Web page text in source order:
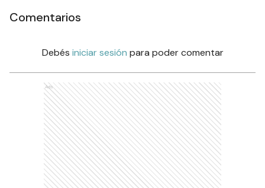
Comentarios
Debés iniciar sesión para poder comentar
Ads